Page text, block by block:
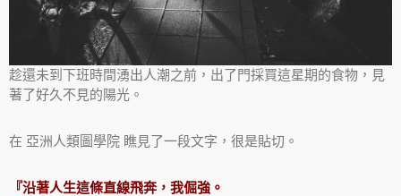
趁還未到下班時間湧出人潮之前，出了門採買這星期的食物，見
著了好久不見的陽光。
在 亞洲人類圖學院 瞧見了一段文字，很是貼切。
『沿著人生這條直線飛奔，我倔強。